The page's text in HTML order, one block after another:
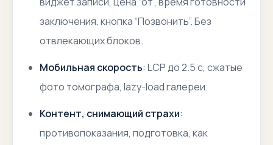
заключения, кнопка “Позвонить”. Без
отвлекающих блоков.
Мобильная скорость: LCP до 2.5 c, сжатые
фото томографа, lazy-load галереи.
Контент, снимающий страхи:
противопоказания, подготовка, как